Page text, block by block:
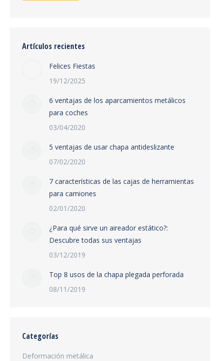
Artículos recientes
Felices Fiestas
19/12/2025
6 ventajas de los aparcamientos metálicos
para coches
03/04/2020
5 ventajas de usar chapa antideslizante
07/02/2020
7 características de las cajas de herramientas
para camiones
02/01/2020
¿Para qué sirve un aireador estático?:
Descubre todas sus ventajas
03/12/2019
Top 8 usos de la chapa plegada perforada
08/11/2019
Categorías
Deformación metálica